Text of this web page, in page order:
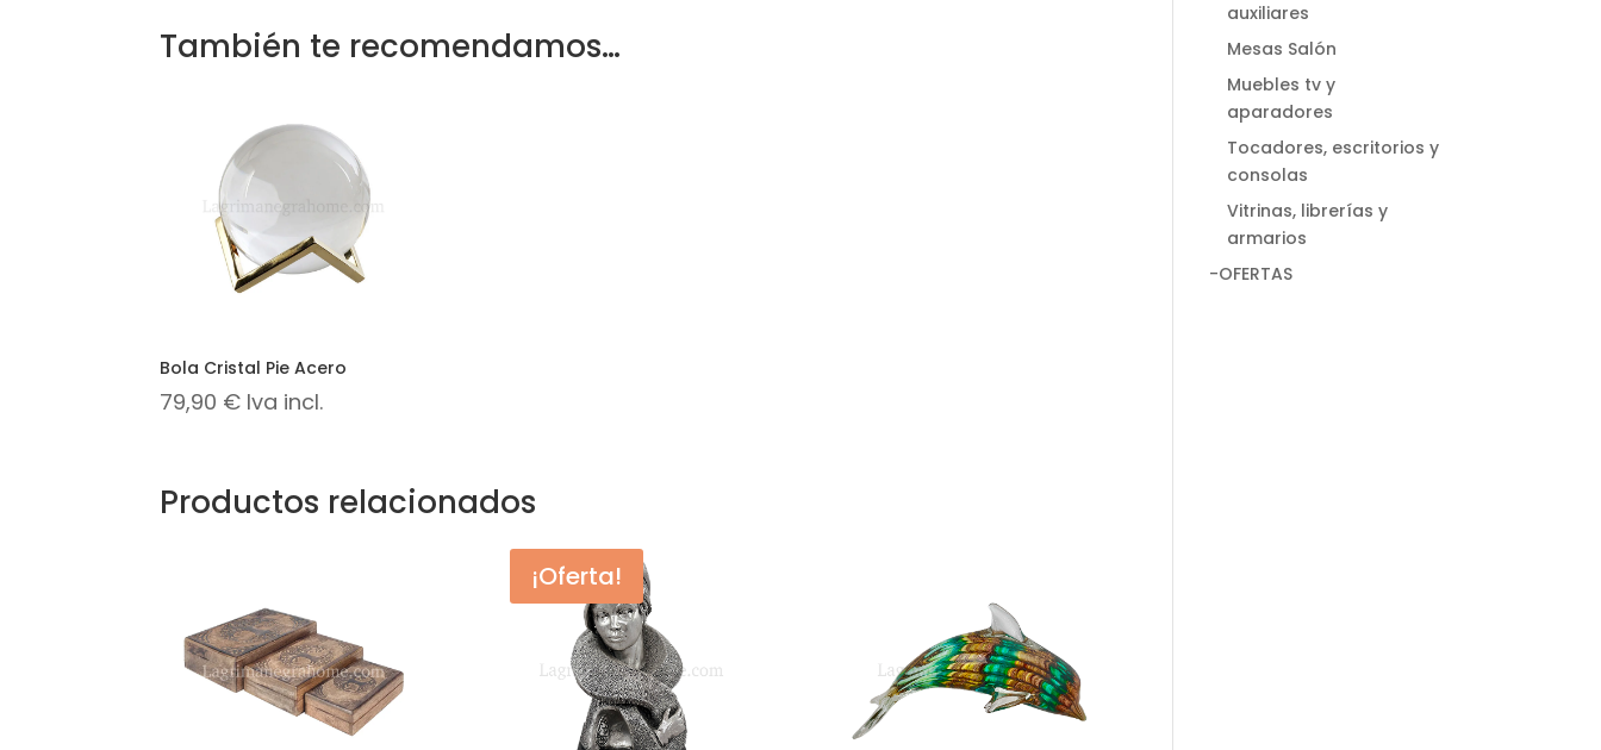
También te recomendamos…
Bola Cristal Pie Acero
79,90 € Iva incl.
Productos relacionados
¡Oferta!
auxiliares
Mesas Salón
Muebles tv y
aparadores
Tocadores, escritorios y
consolas
Vitrinas, librerías y
armarios
-OFERTAS